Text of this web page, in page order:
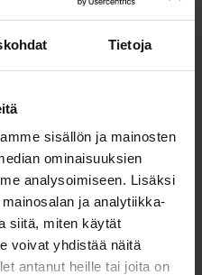
Tietoja
sisällön ja mainosten
ominaisuuksien
analysoimiseen. Lisäksi
ja analytiikka-
siitä, miten käytät
voivat yhdistää näitä
antanut heille tai joita on